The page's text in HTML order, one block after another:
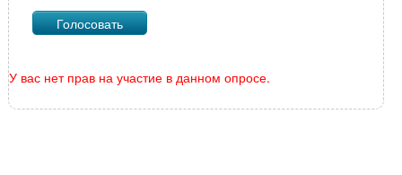
У вас нет прав на участие в данном опросе.